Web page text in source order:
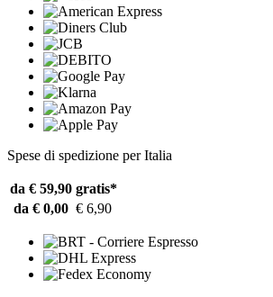
Spese di spedizione per Italia
da € 59,90 gratis*
da € 0,00 € 6,90